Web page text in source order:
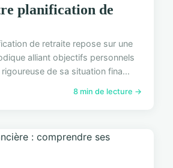
planification de
de retraite repose sur une
alliant objectifs personnels
de sa situation fina...
8 min de lecture →